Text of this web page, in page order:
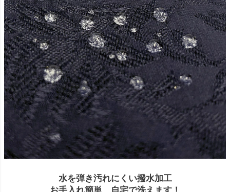
水を弾き汚れにくい撥水加工